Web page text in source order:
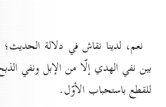
نعم، لدينا نقاش في دلالة
بين نفي الهدي إلّا من الإبل ونفي
للقطع باستحباب الأوّل.